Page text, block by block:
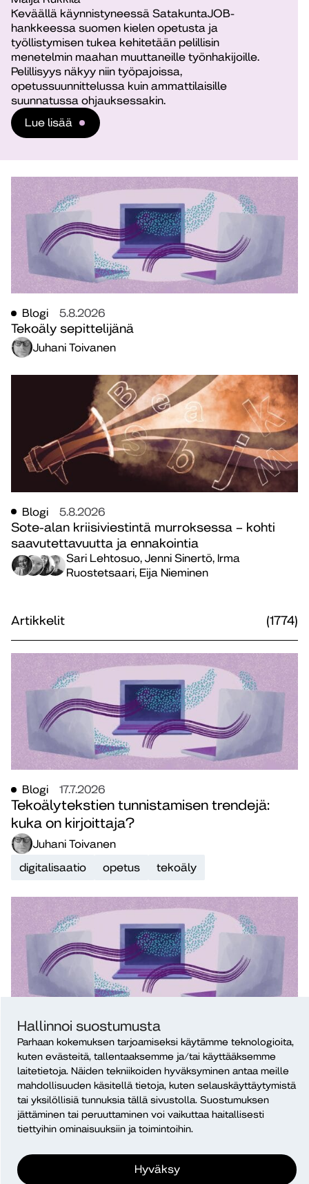
Hallinnoi suostumusta
Parhaan kokemuksen tarjoamiseksi käytämme teknologioita,
kuten evästeitä, tallentaaksemme ja/tai käyttääksemme
laitetietoja. Näiden tekniikoiden hyväksyminen antaa meille
mahdollisuuden käsitellä tietoja, kuten selauskäyttäytymistä
tai yksilöllisiä tunnuksia tällä sivustolla. Suostumuksen
jättäminen tai peruuttaminen voi vaikuttaa haitallisesti
tiettyihin ominaisuuksiin ja toimintoihin.
Hyväksy
Keväällä käynnistyneessä SatakuntaJOB-
hankkeessa suomen kielen opetusta ja
työllistymisen tukea kehitetään pelillisin
menetelmin maahan muuttaneille työnhakijoille.
Pelillisyys näkyy niin työpajoissa,
opetussuunnittelussa kuin ammattilaisille
suunnatussa ohjauksessakin.
Lue lisää
Blogi 5.8.2026
Tekoäly sepittelijänä
Juhani Toivanen
Blogi 5.8.2026
Sote-alan kriisiviestintä murroksessa – kohti
saavutettavuutta ja ennakointia
Sari Lehtosuo, Jenni Sinertö, Irma
Ruostetsaari, Eija Nieminen
Artikkelit (1774)
Blogi 17.7.2026
Tekoälytekstien tunnistamisen trendejä:
kuka on kirjoittaja?
Juhani Toivanen
digitalisaatio
opetus tekoäly
Blogi 14.7.2026
Vibe-koodaus nyt ja huomenna
Juhani Toivanen
digitalisaatio
opetus tekoäly